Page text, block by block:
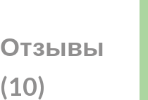
Отзывы
(10)